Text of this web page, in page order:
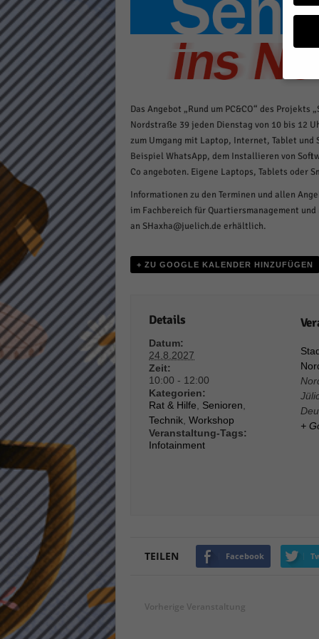
Das Angebot „Rund um PC&CO“ des
Nordstraße 39 jeden Dienstag von 10 bis 12
zum Umgang mit Laptop, Internet, Tablet und
Beispiel WhatsApp, dem Installieren von
Co angeboten. Eigene Laptops, Tablets oder
Informationen zu den Terminen und allen
im Fachbereich für Quartiersmanagement
an SHaxha@juelich.de erhältlich.
+ ZU GOOGLE KALENDER HINZUFÜGEN
Details
Datum:
24.8.2027
Zeit:
10:00 - 12:00
Kategorien:
Rat & Hilfe
Senioren
Technik ,Workshop
Veranstaltung-Tags:
Infotainment
+
TEILEN Facebook
Vorherige Veranstaltung
Wir
sind
B. für
Hier